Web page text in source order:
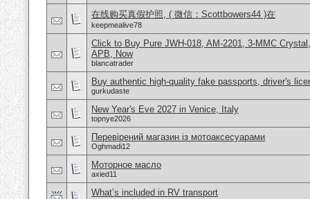
在线购买真假护照, ( 微信：Scottbowers44 )在
keepmealive78
Click to Buy Pure JWH-018, AM-2201, 3-MMC
APB, Now
blancatrader
Buy authentic high-quality fake passports, driver's
gurkudaste
New Year's Eve 2027 in Venice, Italy
topnye2026
Перевірений магазин із мотоаксесуарами
Oghmadi12
Моторное масло
axied11
What’s included in RV transport